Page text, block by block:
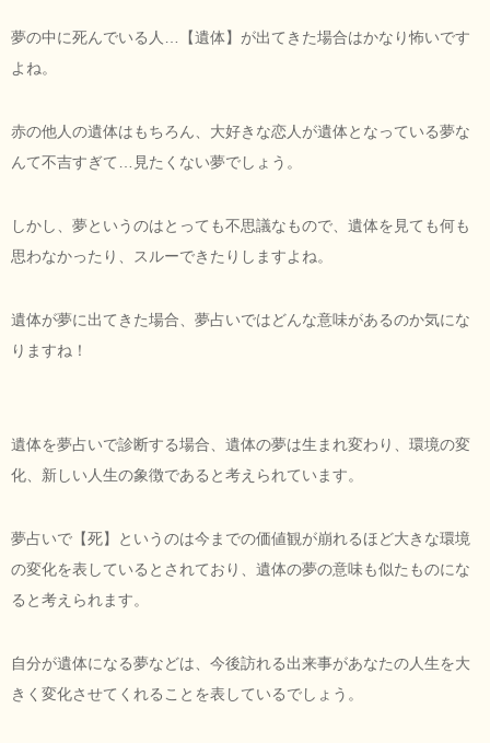
夢の中に死んでいる人…【遺体】が出てきた場合はかなり怖いです
よね。
赤の他人の遺体はもちろん、大好きな恋人が遺体となっている夢な
んて不吉すぎて…見たくない夢でしょう。
しかし、夢というのはとっても不思議なもので、遺体を見ても何も
思わなかったり、スルーできたりしますよね。
遺体が夢に出てきた場合、夢占いではどんな意味があるのか気にな
りますね！
遺体を夢占いで診断する場合、遺体の夢は生まれ変わり、環境の変
化、新しい人生の象徴であると考えられています。
夢占いで【死】というのは今までの価値観が崩れるほど大きな環境
の変化を表しているとされており、遺体の夢の意味も似たものにな
ると考えられます。
自分が遺体になる夢などは、今後訪れる出来事があなたの人生を大
きく変化させてくれることを表しているでしょう。